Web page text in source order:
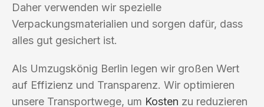
Daher verwenden wir spezielle
Verpackungsmaterialien und sorgen dafür, dass
alles gut gesichert ist.
Als Umzugskönig Berlin legen wir großen Wert
auf Effizienz und Transparenz. Wir optimieren
unsere Transportwege, um Kosten zu reduzieren